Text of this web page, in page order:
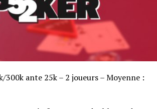
300k ante 25k – 2 joueurs – Moyenne :